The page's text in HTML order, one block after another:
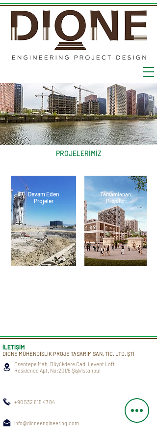
Devam Eden
Projeler
Tamamlanan
Projeler
PROJELERİMİZ
DIONE MÜHENDİSLİK PROJE TASARIM SAN. TİC. LTD. ŞTİ
Esentepe Mah. Büyükdere Cad. Levent Loft
Residence Apt. No:201/6 Şişli/İstanbul
+90 532 615 47 84
info@dioneengineering.com
İLETİŞİM